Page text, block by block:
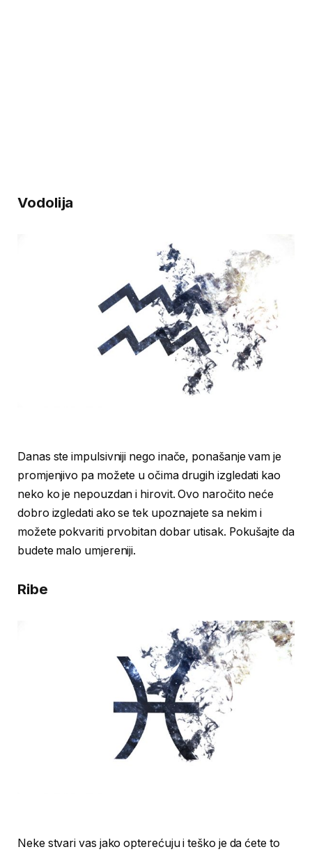
Vodolija
Danas ste impulsivniji nego inače, ponašanje vam je
promjenjivo pa možete u očima drugih izgledati kao
neko ko je nepouzdan i hirovit. Ovo naročito neće
dobro izgledati ako se tek upoznajete sa nekim i
možete pokvariti prvobitan dobar utisak. Pokušajte da
budete malo umjereniji.
Ribe
Neke stvari vas jako opterećuju i teško je da ćete to